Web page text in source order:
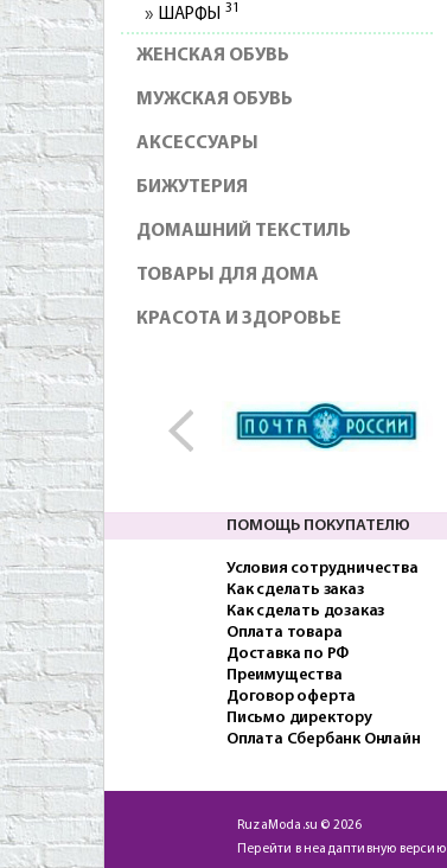
ШАРФЫ 31
ЖЕНСКАЯ ОБУВЬ
МУЖСКАЯ ОБУВЬ
АКСЕССУАРЫ
БИЖУТЕРИЯ
ДОМАШНИЙ ТЕКСТИЛЬ
ТОВАРЫ ДЛЯ ДОМА
КРАСОТА И ЗДОРОВЬЕ
ПОМОЩЬ ПОКУПАТЕЛЮ
Условия сотрудничества
Как сделать заказ
Как сделать дозаказ
Оплата товара
Доставка по РФ
Преимущества
Договор оферта
Письмо директору
Оплата Сбербанк Онлайн
RuzaModa.su © 2026
Перейти в неадаптивную версию